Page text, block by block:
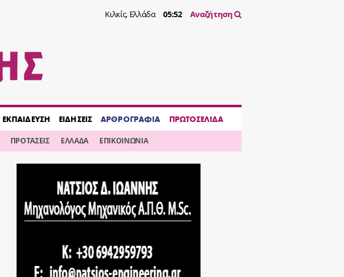
Κιλκίς, Ελλάδα 05:52 Αναζήτηση
ΕΚΠΑΙΔΕΥΣΗ ΕΙΔΗΣΕΙΣ ΑΡΘΡΟΓΡΑΦΙΑ ΠΡΩΤΟΣΕΛΙΔΑ
ΠΡΟΤΑΣΕΙΣ ΕΛΛΑΔΑ ΕΠΙΚΟΙΝΩΝΙΑ